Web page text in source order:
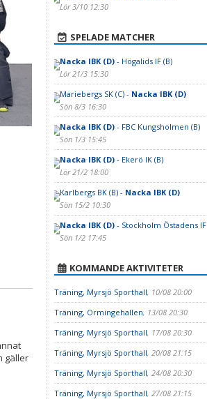
gäller
Lör 3/10 12:30
SPELADE MATCHER
Nacka IBK (D)- Högalids IF (B)
Lör 21/3 15:30
Mariebergs SK (C) - Nacka IBK (D)
Sön 8/3 16:30
Nacka IBK (D)- FBC Kungsholmen (B)
Sön 1/3 15:45
Nacka IBK (D)- Ekerö IK (B)
Lör 21/2 18:00
Karlbergs BK (B) - Nacka IBK (D)
Sön 15/2 10:30
Nacka IBK (D)- Stockholm Östadens IF
Sön 1/2 17:45
KOMMANDE AKTIVITETER
Träning, Myrsjö Sporthall, 10/08 20:00
Träning, Ormingehallen, 13/08 20:30
Träning, Myrsjö Sporthall, 17/08 20:30
Träning, Myrsjö Sporthall, 20/08 21:15
Träning, Myrsjö Sporthall, 24/08 20:30
Träning, Myrsjö Sporthall, 27/08 21:15